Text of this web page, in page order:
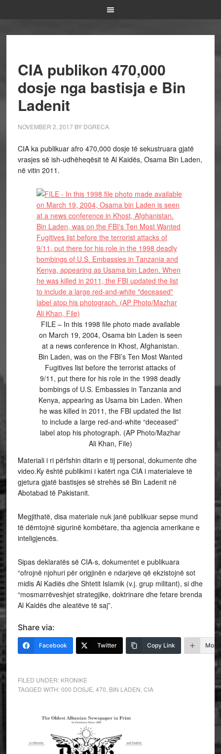
CIA publikon 470,000
dosje nga bastisja e Bin
Ladenit
NOVEMBER 2, 2017BY DGRECA
CIA ka publikuar afro 470,000 dosje të sekustruara gjatë
vrasjes së ish-udhëheqësit të Al Kaidës, Osama Bin Laden,
në vitin 2011.
FILE – In this 1998 file photo made available
on March 19, 2004, Osama bin Laden is seen
at a news conference in Khost, Afghanistan.
Bin Laden, was on the FBI’s Ten Most Wanted
Fugitives list before the terrorist attacks of
9/11, put there for his role in the 1998 deadly
bombings of U.S. Embassies in Tanzania and
Kenya, appearing as Usama bin Laden. When
he was killed in 2011, the FBI updated the list
to include a large red-and-white “deceased”
label atop his photograph. (AP Photo/Mazhar
Ali Khan, File)
Materiali i ri përfshin ditarin e tij personal, dokumente dhe
video.Ky është publikimi i katërt nga CIA i materialeve të
gjetura gjatë bastisjes së strehës së Bin Ladenit në
Abotabad të Pakistanit.
Megjithatë, disa materiale nuk janë publikuar sepse mund
të dëmtojnë sigurinë kombëtare, tha agjencia amerikane e
inteligjencës.
Sipas deklaratës së CIA-s, dokumentet e publikuara
“ofrojnë njohuri për origjinën e ndarjeve që ekzistojnë sot
midis Al Kadiës dhe Shtetit Islamik (v.j. grup militant), si dhe
“mosmarrëveshjet strategjike, doktrinare dhe fetare brenda
Al Kaidës dhe aleatëve të saj”.
Share via:
Facebook Twitter Copy Link More
FILED UNDER: KRONIKE
TAGGED WITH:000 DOSJE 470 BIN LADEN CIA